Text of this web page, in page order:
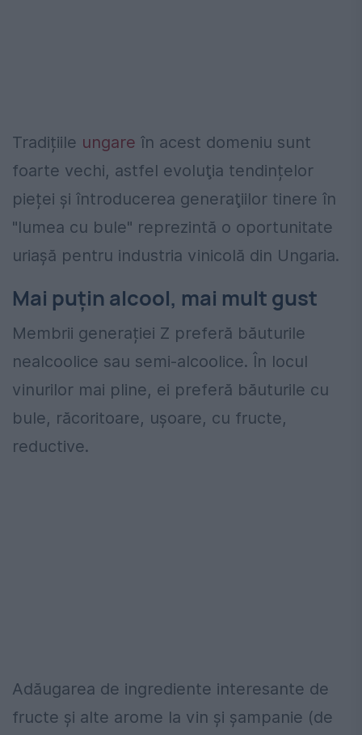
Tradițiile ungare în acest domeniu sunt
foarte vechi, astfel evoluţia tendințelor
pieței și întroducerea generaţiilor tinere în
"lumea cu bule" reprezintă o oportunitate
uriașă pentru industria vinicolă din Ungaria.
Mai puțin alcool, mai mult gust
Membrii generației Z preferă băuturile
nealcoolice sau semi-alcoolice. În locul
vinurilor mai pline, ei preferă băuturile cu
bule, răcoritoare, ușoare, cu fructe,
reductive.
Adăugarea de ingrediente interesante de
fructe și alte arome la vin și șampanie (de